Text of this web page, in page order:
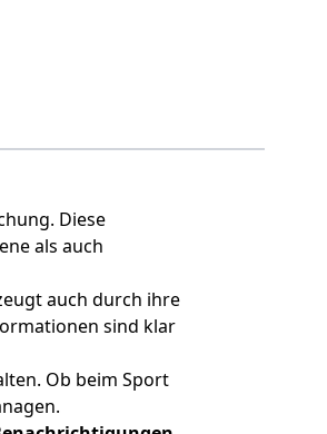
Diese
als auch
auch durch ihre
sind klar
Ob beim Sport